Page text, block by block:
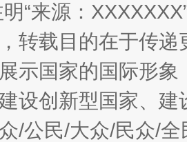
明“来源：
转载目的在于传
示国家的国际形
设创新型国家、
/公民/大众/民众/